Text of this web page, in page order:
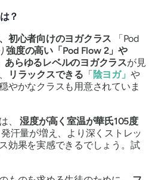
？
初心者向けのヨガクラス
「Pod
強度の高い「Pod Flow 2」や
あらゆるレベルのヨガクラスが見
リラックスできる 「 陰ヨガ」 や
やかなクラスも用意されていま
、湿度が高く室温が華氏105度
汗量が増え、より深くストレッ
効果を実感できるでしょう。試